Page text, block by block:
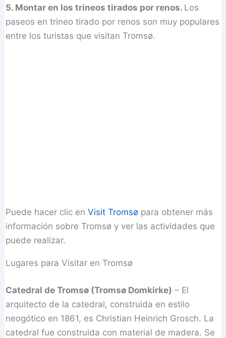
5. Montar en los trineos tirados por renos. Los
paseos en trineo tirado por renos son muy populares
entre los turistas que visitan Tromsø.
Puede hacer clic enVisit Tromsø para obtener más
información sobre Tromsø y ver las actividades que
puede realizar.
Lugares para Visitar en Tromsø
Catedral de Tromsø (Tromsø Domkirke) – El
arquitecto de la catedral, construida en estilo
neogótico en 1861, es Christian Heinrich Grosch. La
catedral fue construida con material de madera. Se